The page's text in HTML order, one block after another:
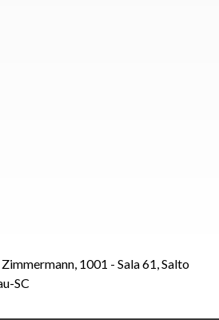
1001 - Sala 61, Salto
SC